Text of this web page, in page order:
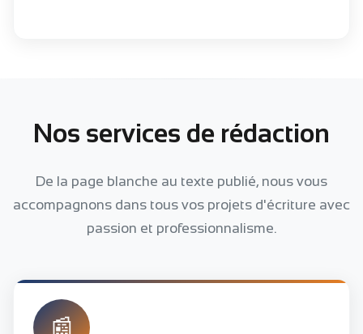
Nos services de rédaction
De la page blanche au texte publié, nous vous
accompagnons dans tous vos projets d'écriture avec
passion et professionnalisme.
📰